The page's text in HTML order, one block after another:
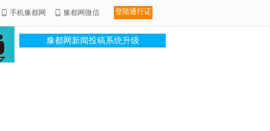
手机豫都网 豫都网微信 登陆通行证
豫都网新闻投稿系统升级